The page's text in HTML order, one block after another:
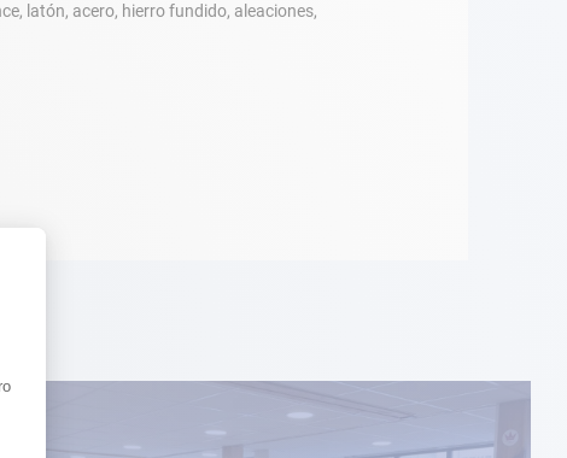
latón, acero, hierro fundido, aleaciones,